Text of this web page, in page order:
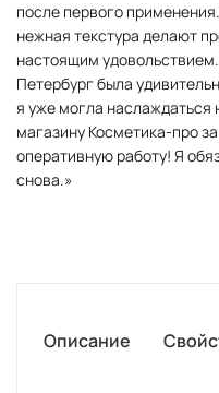
после первого
нежная текстура делают
настоящим
Петербург была
я уже могла
магазину Косметика-про
оперативную работу! Я
снова.»
Описание